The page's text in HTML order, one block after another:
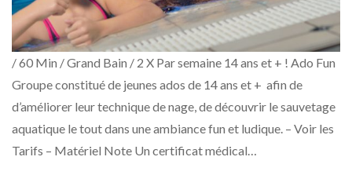
/ 60 Min / Grand Bain / 2 X Par semaine 14 ans et + ! Ado Fun
Groupe constitué de jeunes ados de 14 ans et + afin de
d’améliorer leur technique de nage, de découvrir le sauvetage
aquatique le tout dans une ambiance fun et ludique. – Voir les
Tarifs – Matériel Note Un certificat médical…